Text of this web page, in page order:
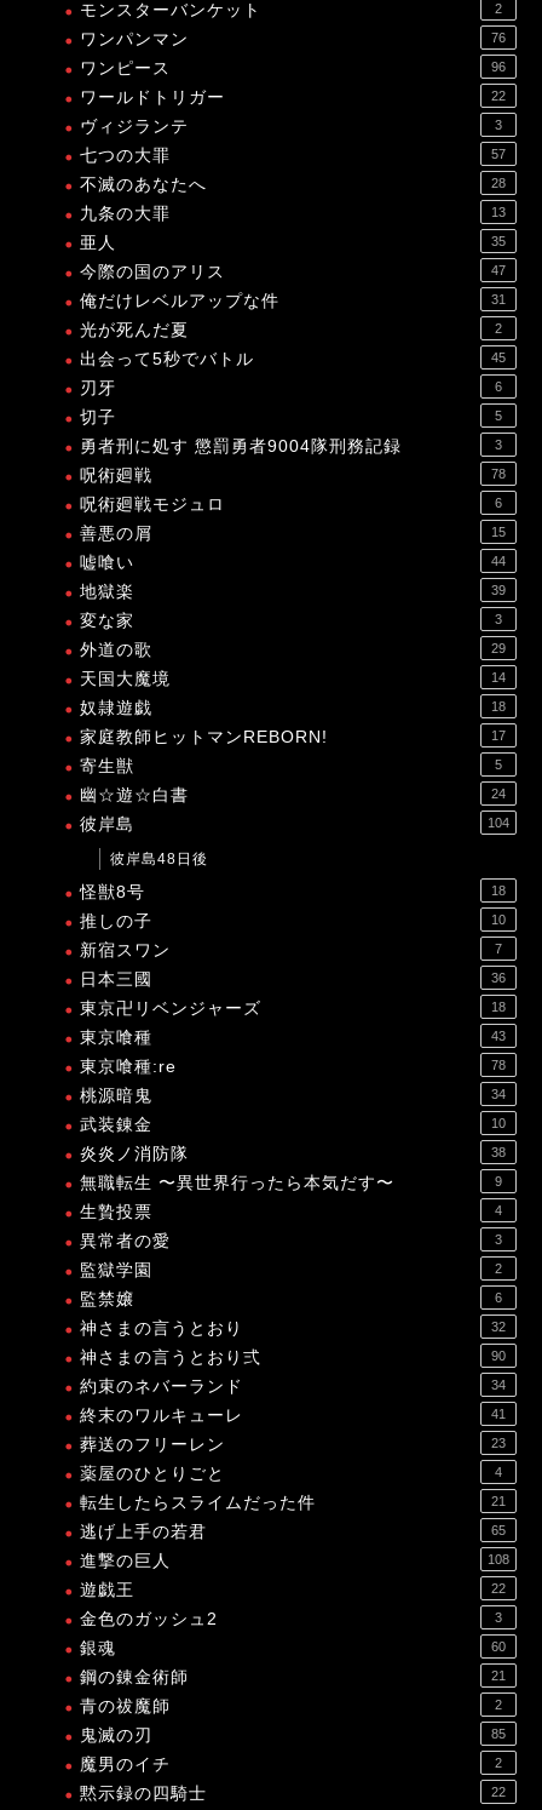
モンスターバンケット 2
ワンパンマン 76
ワンピース 96
ワールドトリガー 22
ヴィジランテ 3
七つの大罪 57
不滅のあなたへ 28
九条の大罪 13
亜人 35
今際の国のアリス 47
俺だけレベルアップな件 31
光が死んだ夏 2
出会って5秒でバトル 45
刃牙 6
切子 5
勇者刑に処す 懲罰勇者9004隊刑務記録 3
呪術廻戦 78
呪術廻戦モジュロ 6
善悪の屑 15
嘘喰い 44
地獄楽 39
変な家 3
外道の歌 29
天国大魔境 14
奴隷遊戯 18
家庭教師ヒットマンREBORN! 17
寄生獣 5
幽☆遊☆白書 24
彼岸島 104
彼岸島48日後
怪獣8号 18
推しの子 10
新宿スワン 7
日本三國 36
東京卍リベンジャーズ 18
東京喰種 43
東京喰種:re 78
桃源暗鬼 34
武装錬金 10
炎炎ノ消防隊 38
無職転生 〜異世界行ったら本気だす〜 9
生贄投票 4
異常者の愛 3
監獄学園 2
監禁嬢 6
神さまの言うとおり 32
神さまの言うとおり弍 90
約束のネバーランド 34
終末のワルキューレ 41
葬送のフリーレン 23
薬屋のひとりごと 4
転生したらスライムだった件 21
逃げ上手の若君 65
進撃の巨人 108
遊戯王 22
金色のガッシュ2 3
銀魂 60
鋼の錬金術師 21
青の祓魔師 2
鬼滅の刃 85
魔男のイチ 2
黙示録の四騎士 22